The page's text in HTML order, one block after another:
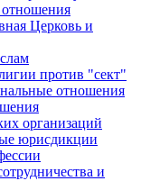
Церковь и
против "сект"
отношения
организаций
юрисдикции
и